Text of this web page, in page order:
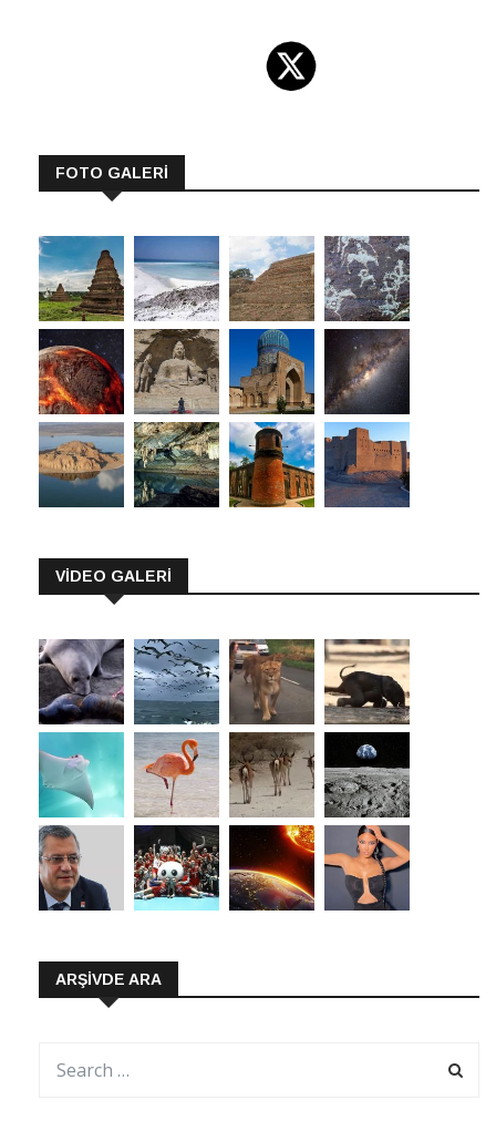
FOTO GALERİ
VİDEO GALERİ
ARŞIVDE ARA